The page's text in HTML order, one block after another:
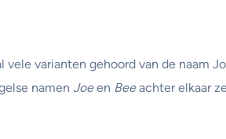
vele varianten gehoord van de naam
namen Joeen Beeachter elkaar